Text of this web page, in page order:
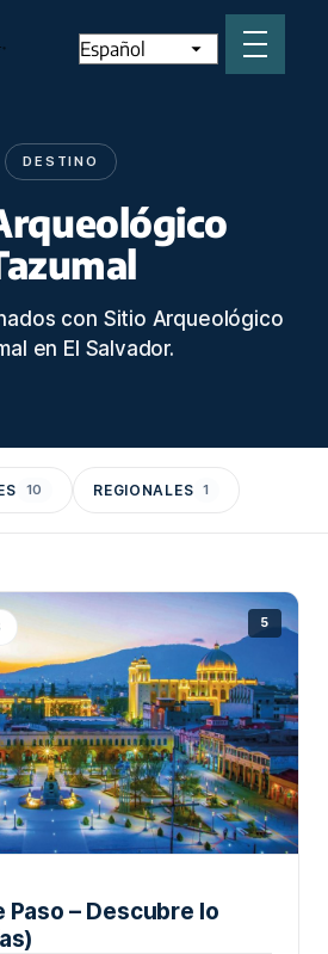
DESTINO
con Sitio Arqueológico
en El Salvador.
10 REGIONALES 1
5
Paso – Descubre lo